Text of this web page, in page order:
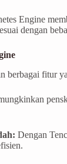
Engine
dengan
berbagai fitur
Dengan